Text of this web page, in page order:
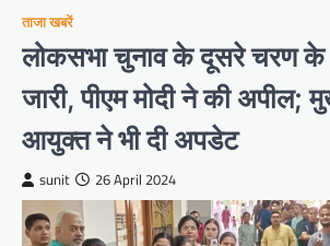
ताजा खबरें
लोकसभा चुनाव के दूसरे चरण के
जारी, पीएम मोदी ने की अपील;
आयुक्त ने भी दी अपडेट
sunit 26 April 2024